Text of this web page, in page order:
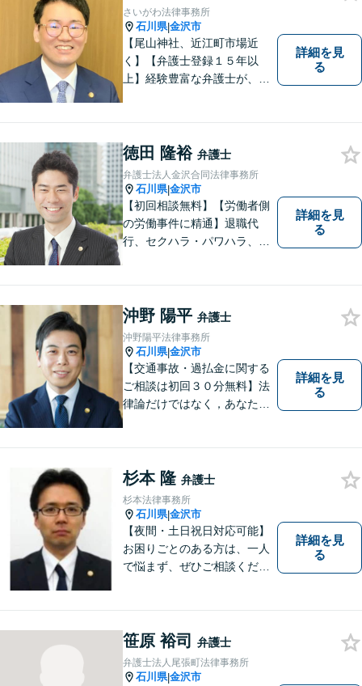
さいがわ法律事務所
石川県|金沢市
【尾山神社、近江町市場近
く】【弁護士登録１５年以
上】経験豊富な弁護士が、誠
詳細を見
る
徳田 隆裕 弁護士
弁護士法人金沢合同法律事務所
石川県|金沢市
【初回相談無料】【労働者側
の労働事件に精通】退職代
行、セクハラ・パワハラ、労
ルも対応可能【メール相談／
ビデオ面談可】【土曜日も対
応】
詳細を見
る
沖野 陽平 弁護士
沖野陽平法律事務所
石川県|金沢市
【交通事故・過払金に関する
ご相談は初回３０分無料】法
律論だけではなく，あなたの
詳細を見
る
杉本 隆 弁護士
杉本法律事務所
石川県|金沢市
【夜間・土日祝日対応可能】
お困りごとのある方は、一人
で悩まず、ぜひご相談くださ
円(税込））
詳細を見
る
笹原 裕司 弁護士
弁護士法人尾張町法律事務所
石川県|金沢市